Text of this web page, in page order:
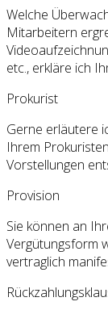
Welche
Mitarbeitern
etc., erkläre ich
Prokurist
Gerne erläutere
Ihrem
Vorstellungen
Provision
Sie können an
Vergütungsform
vertraglich